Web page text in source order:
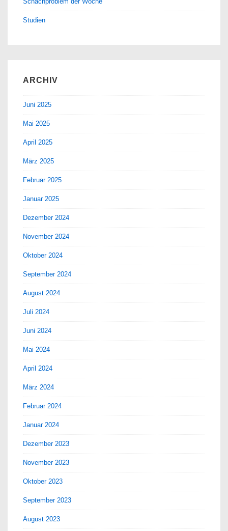
Studien
ARCHIV
Juni 2025
Mai 2025
April 2025
März 2025
Februar 2025
Januar 2025
Dezember 2024
November 2024
Oktober 2024
September 2024
August 2024
Juli 2024
Juni 2024
Mai 2024
April 2024
März 2024
Februar 2024
Januar 2024
Dezember 2023
November 2023
Oktober 2023
September 2023
August 2023